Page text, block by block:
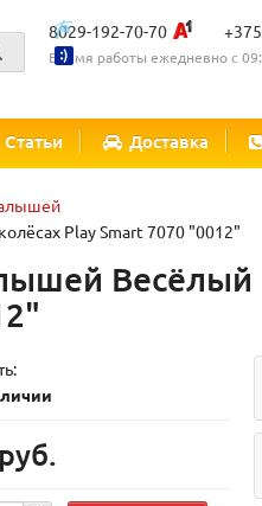
8029-192-70-70
Время работы ежедневно с
Статьи Доставка
Play Smart 7070 "0012"
Весёлый